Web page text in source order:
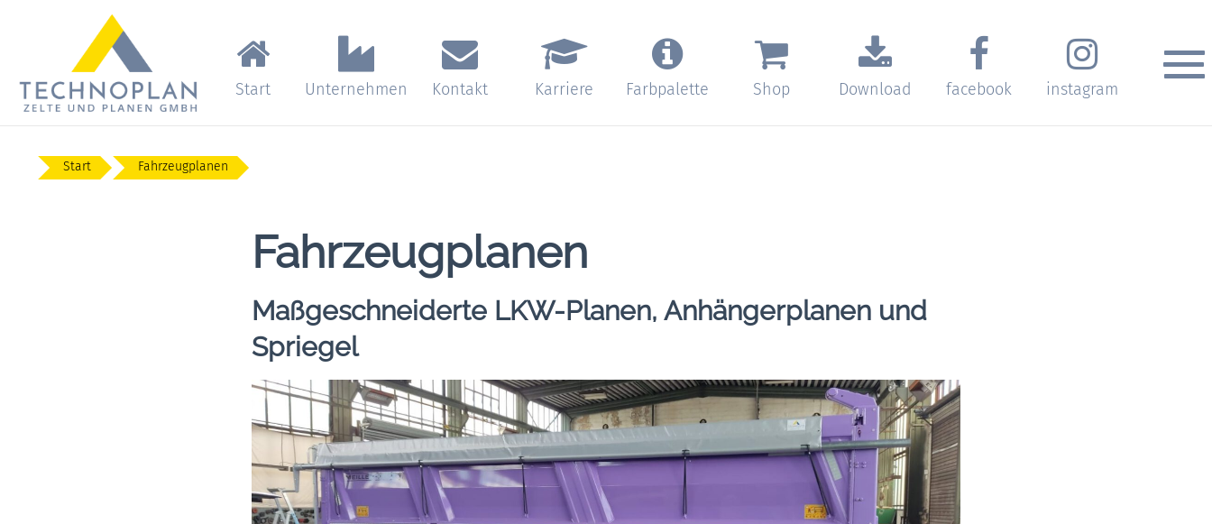
Start Unternehmen Kontakt Karriere Farbpalette Shop Download facebook instagram
Start Fahrzeugplanen
Fahrzeugplanen
Maßgeschneiderte LKW-Planen, Anhängerplanen und
Spriegel